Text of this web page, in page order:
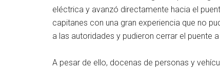
eléctrica y avanzó directamente hacia el
capitanes con una gran experiencia que no
a las autoridades y pudieron cerrar el puente
A pesar de ello, docenas de personas y